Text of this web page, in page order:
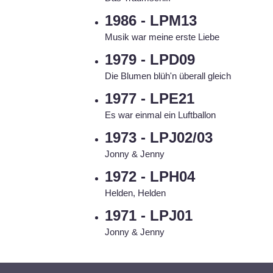
1986 - LPM13
Musik war meine erste Liebe
1979 - LPD09
Die Blumen blüh'n überall gleich
1977 - LPE21
Es war einmal ein Luftballon
1973 - LPJ02/03
Jonny & Jenny
1972 - LPH04
Helden, Helden
1971 - LPJ01
Jonny & Jenny